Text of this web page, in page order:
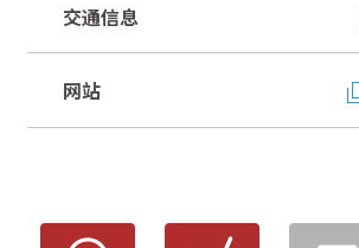
交通信息
网站